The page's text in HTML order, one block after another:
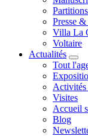
Presse
Villa La
Voltaire
Actualités
Tout
Activités
Visites
Accueil
Blog